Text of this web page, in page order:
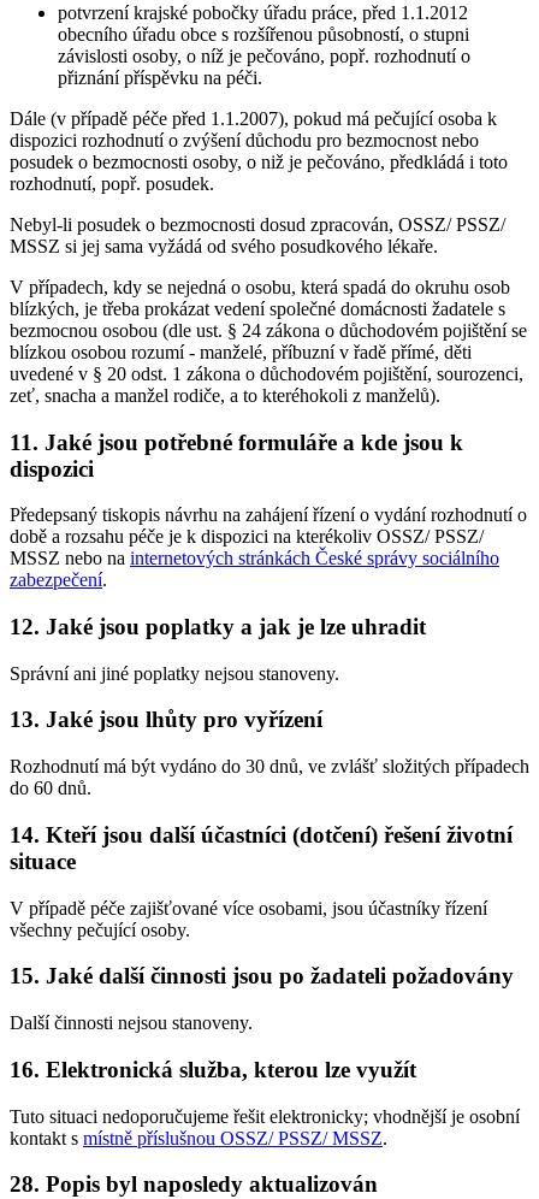
potvrzení krajské pobočky úřadu práce, před 1.1.2012
obecního úřadu obce s rozšířenou působností, o stupni
závislosti osoby, o níž je pečováno, popř. rozhodnutí o
přiznání příspěvku na péči.
Dále (v případě péče před 1.1.2007), pokud má pečující osoba k
dispozici rozhodnutí o zvýšení důchodu pro bezmocnost nebo
posudek o bezmocnosti osoby, o niž je pečováno, předkládá i toto
rozhodnutí, popř. posudek.
Nebyl-li posudek o bezmocnosti dosud zpracován, OSSZ/ PSSZ/
MSSZ si jej sama vyžádá od svého posudkového lékaře.
V případech, kdy se nejedná o osobu, která spadá do okruhu osob
blízkých, je třeba prokázat vedení společné domácnosti žadatele s
bezmocnou osobou (dle ust. § 24 zákona o důchodovém pojištění se
blízkou osobou rozumí - manželé, příbuzní v řadě přímé, děti
uvedené v § 20 odst. 1 zákona o důchodovém pojištění, sourozenci,
zeť, snacha a manžel rodiče, a to kteréhokoli z manželů).
11. Jaké jsou potřebné formuláře a kde jsou k
dispozici
Předepsaný tiskopis návrhu na zahájení řízení o vydání rozhodnutí o
době a rozsahu péče je k dispozici na kterékoliv OSSZ/ PSSZ/
MSSZ nebo na internetových stránkách České správy sociálního
zabezpečení.
12. Jaké jsou poplatky a jak je lze uhradit
Správní ani jiné poplatky nejsou stanoveny.
13. Jaké jsou lhůty pro vyřízení
Rozhodnutí má být vydáno do 30 dnů, ve zvlášť složitých případech
do 60 dnů.
14. Kteří jsou další účastníci (dotčení) řešení životní
situace
V případě péče zajišťované více osobami, jsou účastníky řízení
všechny pečující osoby.
15. Jaké další činnosti jsou po žadateli požadovány
Další činnosti nejsou stanoveny.
16. Elektronická služba, kterou lze využít
Tuto situaci nedoporučujeme řešit elektronicky; vhodnější je osobní
kontakt s místně příslušnou OSSZ/ PSSZ/ MSSZ.
28. Popis byl naposledy aktualizován